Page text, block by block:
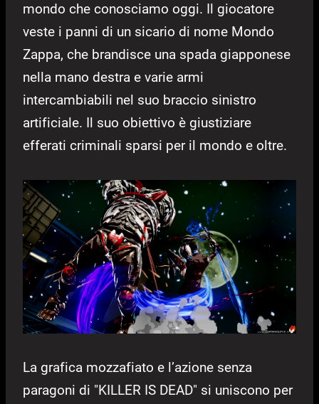
mondo che conosciamo oggi. Il giocatore
veste i panni di un sicario di nome Mondo
Zappa, che brandisce una spada giapponese
nella mano destra e varie armi
intercambiabili nel suo braccio sinistro
artificiale. Il suo obiettivo è giustiziare
efferati criminali sparsi per il mondo e oltre.
La grafica mozzafiato e l’azione senza
paragoni di "KILLER IS DEAD" si uniscono per